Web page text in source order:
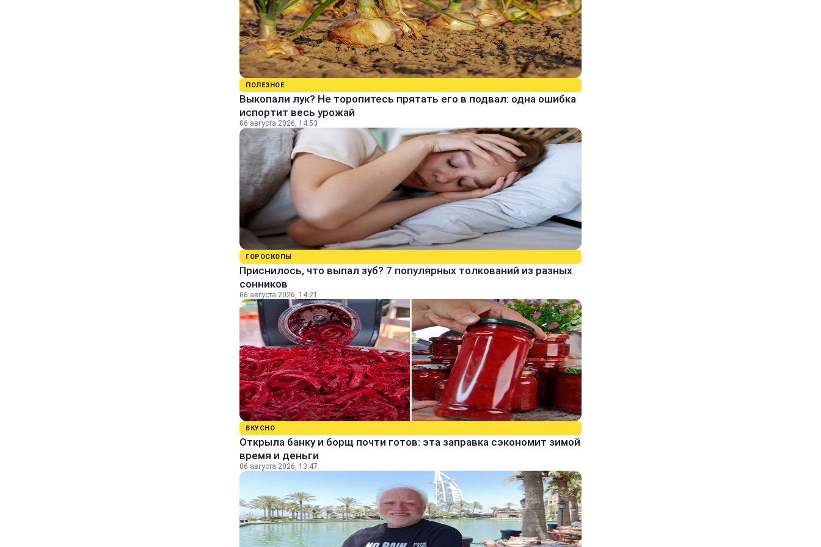
ПОЛЕЗНОЕ
Выкопали лук? Не торопитесь прятать его в подвал: одна ошибка
испортит весь урожай
06 августа 2026, 14:53
ГОРОСКОПЫ
Приснилось, что выпал зуб? 7 популярных толкований из разных
сонников
06 августа 2026, 14:21
ВКУСНО
Открыла банку и борщ почти готов: эта заправка сэкономит зимой
время и деньги
06 августа 2026, 13:47